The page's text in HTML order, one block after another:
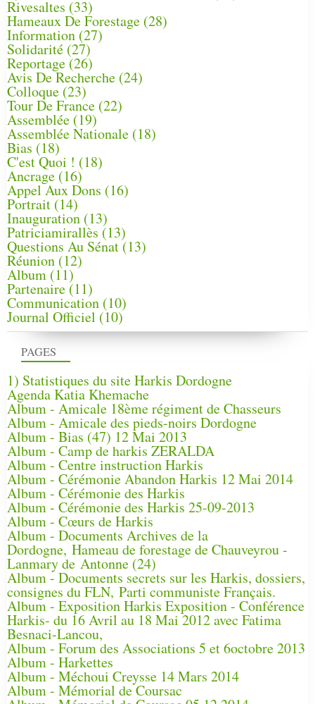
PAGES
1) Statistiques du site Harkis Dordogne
Agenda Katia Khemache
Album - Amicale 18ème régiment de Chasseurs
Album - Amicale des pieds-noirs Dordogne
Album - Bias (47) 12 Mai 2013
Album - Camp de harkis ZERALDA
Album - Centre instruction Harkis
Album - Cérémonie Abandon Harkis 12 Mai 2014
Album - Cérémonie des Harkis
Album - Cérémonie des Harkis 25-09-2013
Album - Cœurs de Harkis
Album - Documents Archives de la
Dordogne, Hameau de forestage de Chauveyrou -
Lanmary de Antonne (24)
Album - Documents secrets sur les Harkis, dossiers,
consignes du FLN, Parti communiste Français.
Album - Exposition Harkis Exposition - Conférence
Harkis- du 16 Avril au 18 Mai 2012 avec Fatima
Besnaci-Lancou,
Album - Forum des Associations 5 et 6octobre 2013
Album - Harkettes
Album - Méchoui Creysse 14 Mars 2014
Album - Mémorial de Coursac
Rivesaltes (33)
Hameaux De Forestage (28)
Information (27)
Solidarité (27)
Reportage(26)
Avis De Recherche (24)
Colloque (23)
Tour De France (22)
Assemblée (19)
Assemblée Nationale (18)
Bias (18)
C'est Quoi ! (18)
Ancrage (16)
Appel Aux Dons (16)
Portrait (14)
Inauguration (13)
Patriciamirallès (13)
Questions Au Sénat(13)
Réunion (12)
Album (11)
Partenaire(11)
Communication (10)
Journal Officiel (10)